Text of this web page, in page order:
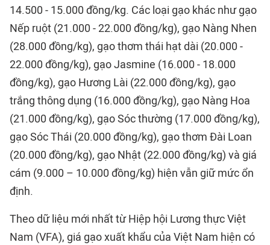
14.500 - 15.000 đồng/kg. Các loại gạo khác như gạo
Nếp ruột (21.000 - 22.000 đồng/kg), gạo Nàng Nhen
(28.000 đồng/kg), gạo thơm thái hạt dài (20.000 -
22.000 đồng/kg), gạo Jasmine (16.000 - 18.000
đồng/kg), gạo Hương Lài (22.000 đồng/kg), gạo
trắng thông dụng (16.000 đồng/kg), gạo Nàng Hoa
(21.000 đồng/kg), gạo Sóc thường (17.000 đồng/kg),
gạo Sóc Thái (20.000 đồng/kg), gạo thơm Đài Loan
(20.000 đồng/kg), gạo Nhật (22.000 đồng/kg) và giá
cám (9.000 – 10.000 đồng/kg) hiện vẫn giữ mức ổn
định.
Theo dữ liệu mới nhất từ Hiệp hội Lương thực Việt
Nam (VFA), giá gạo xuất khẩu của Việt Nam hiện có